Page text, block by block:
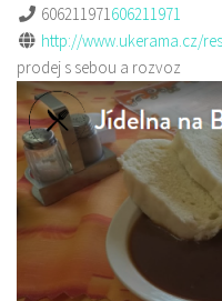
606211971606211971
http://www.ukerama.cz/
prodej s sebou a rozvoz